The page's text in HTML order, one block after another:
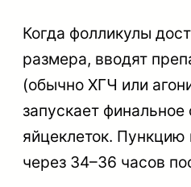
Когда фолликулы
размера, вводят
(обычно ХГЧ или
запускает финальное
яйцеклеток. Пункцию
через 34–36 часов